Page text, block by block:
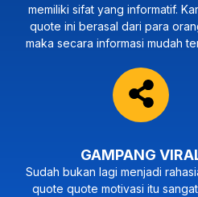
memiliki sifat yang informatif.
quote ini berasal dari para
maka secara informasi mudah
GAMPANG
Sudah bukan lagi menjadi
quote quote motivasi itu